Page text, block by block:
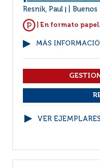
Resnik, Paul
| En formato papel.
MÁS
VER